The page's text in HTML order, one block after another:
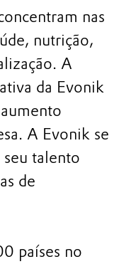
nas
nutrição,
A
da Evonik
A Evonik se
talento
de
países no